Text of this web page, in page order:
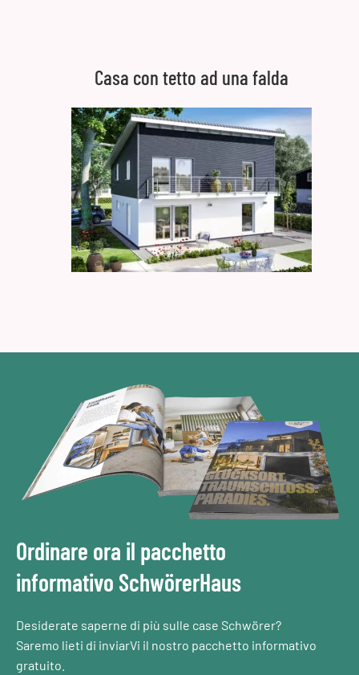
Casa con tetto ad una falda
Ordinare ora il pacchetto
informativo SchwörerHaus
Desiderate saperne di più sulle case Schwörer?
Saremo lieti di inviarVi il nostro pacchetto informativo
gratuito.